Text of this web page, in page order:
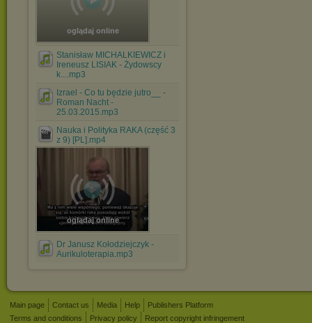
oglądaj online
Stanisław MICHALKIEWICZ i
Ireneusz LISIAK - Żydowscy
k....mp3
Izrael - Co tu będzie jutro__ -
Roman Nacht -
25.03.2015.mp3
Nauka i Polityka RAKA (część 3
z 9) [PL].mp4
oglądaj online
Dr Janusz Kołodziejczyk -
Aurikuloterapia.mp3
Main page Contact us Media Help
Publishers Platform
Terms and conditions
Privacy policy Report copyright infringement